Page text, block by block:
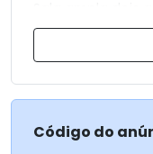
Cozinha
Área externa
Churrasqueira
2 vagas
Código do